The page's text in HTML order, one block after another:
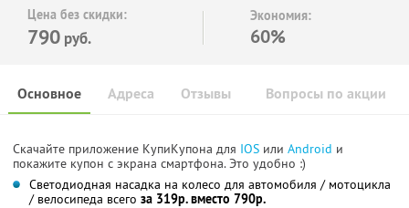
Цена без скидки:
790 руб.
Экономия:
60%
Основное Отзывы Вопросы по акции
Адреса
Скачайте приложение КупиКупона для IOS или Android и
покажите купон с экрана смартфона. Это удобно :)
Светодиодная насадка на колесо для автомобиля / мотоцикла
/ велосипеда всего за 319р. вместо 790р.